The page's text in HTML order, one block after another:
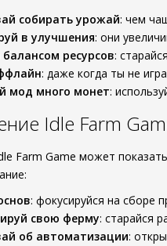
собирать урожай: чем
в улучшения: они
ресурсов:
: даже когда ты не
мод много монет:
Idle Farm
Farm Game может
: фокусируйся на сборе
свою ферму: старайся
об автоматизации: